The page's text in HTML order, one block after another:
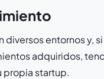
entornos y,
adquiridos,
propia startup.